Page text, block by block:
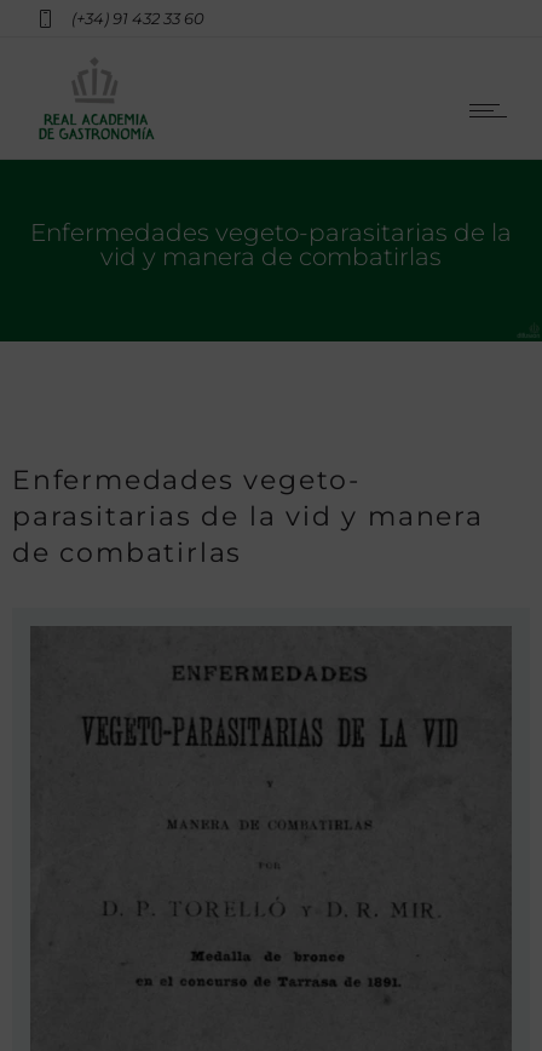
(+34) 91 432 33 60
Enfermedades vegeto-parasitarias de la
vid y manera de combatirlas
Enfermedades vegeto-
parasitarias de la vid y manera
de combatirlas